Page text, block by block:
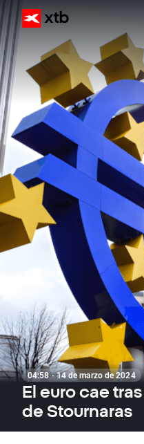
04:58 · 14 de marzo de 2024
El euro cae
de Stournaras